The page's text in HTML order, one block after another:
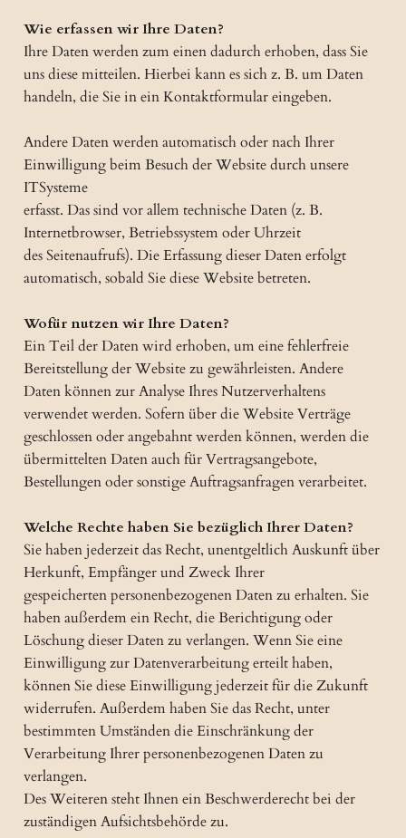
Wie erfassen wir Ihre Daten?
Ihre Daten werden zum einen dadurch erhoben, dass Sie
uns diese mitteilen. Hierbei kann es sich z. B. um Daten
handeln, die Sie in ein Kontaktformular eingeben.
Andere Daten werden automatisch oder nach Ihrer
Einwilligung beim Besuch der Website durch unsere
ITSysteme
erfasst. Das sind vor allem technische Daten (z. B.
Internetbrowser, Betriebssystem oder Uhrzeit
des Seitenaufrufs). Die Erfassung dieser Daten erfolgt
automatisch, sobald Sie diese Website betreten.
Wofür nutzen wir Ihre Daten?
Ein Teil der Daten wird erhoben, um eine fehlerfreie
Bereitstellung der Website zu gewährleisten. Andere
Daten können zur Analyse Ihres Nutzerverhaltens
verwendet werden. Sofern über die Website Verträge
geschlossen oder angebahnt werden können, werden die
übermittelten Daten auch für Vertragsangebote,
Bestellungen oder sonstige Auftragsanfragen verarbeitet.
Welche Rechte haben Sie bezüglich Ihrer Daten?
Sie haben jederzeit das Recht, unentgeltlich Auskunft über
Herkunft, Empfänger und Zweck Ihrer
gespeicherten personenbezogenen Daten zu erhalten. Sie
haben außerdem ein Recht, die Berichtigung oder
Löschung dieser Daten zu verlangen. Wenn Sie eine
Einwilligung zur Datenverarbeitung erteilt haben,
können Sie diese Einwilligung jederzeit für die Zukunft
widerrufen. Außerdem haben Sie das Recht, unter
bestimmten Umständen die Einschränkung der
Verarbeitung Ihrer personenbezogenen Daten zu
verlangen.
Des Weiteren steht Ihnen ein Beschwerderecht bei der
zuständigen Aufsichtsbehörde zu.